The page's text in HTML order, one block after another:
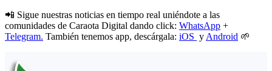
📲 Sigue nuestras noticias en tiempo real uniéndote a las
comunidades de Caraota Digital dando click: WhatsApp +
Telegram. También tenemos app, descárgala: iOS y Android 🌱